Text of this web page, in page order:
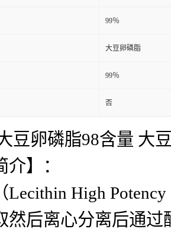
99％
大豆卵磷脂
99％
否
豆卵磷脂98含量 大
】：
Lecithin High
然后离心分离后通